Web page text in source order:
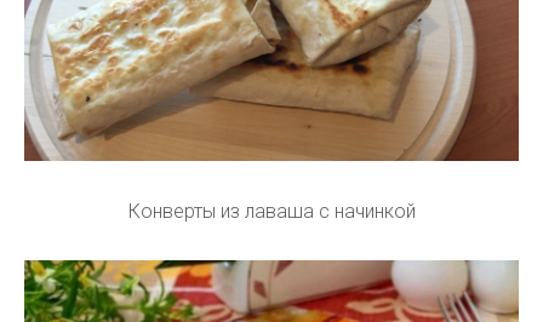
Конверты из лаваша с начинкой